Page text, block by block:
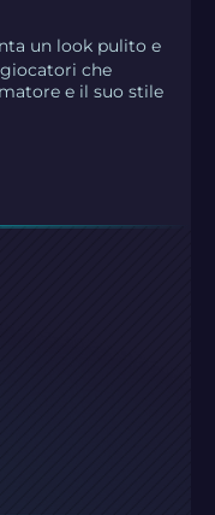
un look pulito e
che
e il suo stile